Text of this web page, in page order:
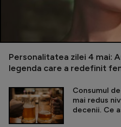
Personalitatea zilei 4 mai:
legenda care a redefinit
Consumul
mai redus
decenii. Ce